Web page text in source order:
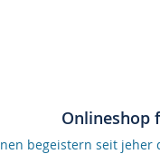
Onlineshop
begeistern seit jeher